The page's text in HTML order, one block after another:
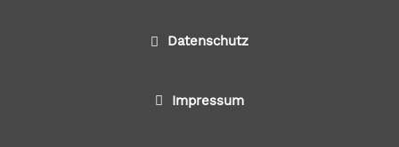
Datenschutz
Impressum